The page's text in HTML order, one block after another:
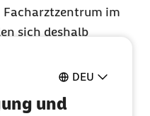
DEU
und
Facharztzentrum im
sich deshalb
der
Endokrinologie,
Pneumologie,